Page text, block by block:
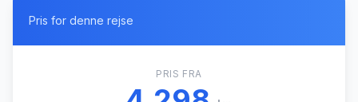
Pris for denne rejse
PRIS FRA